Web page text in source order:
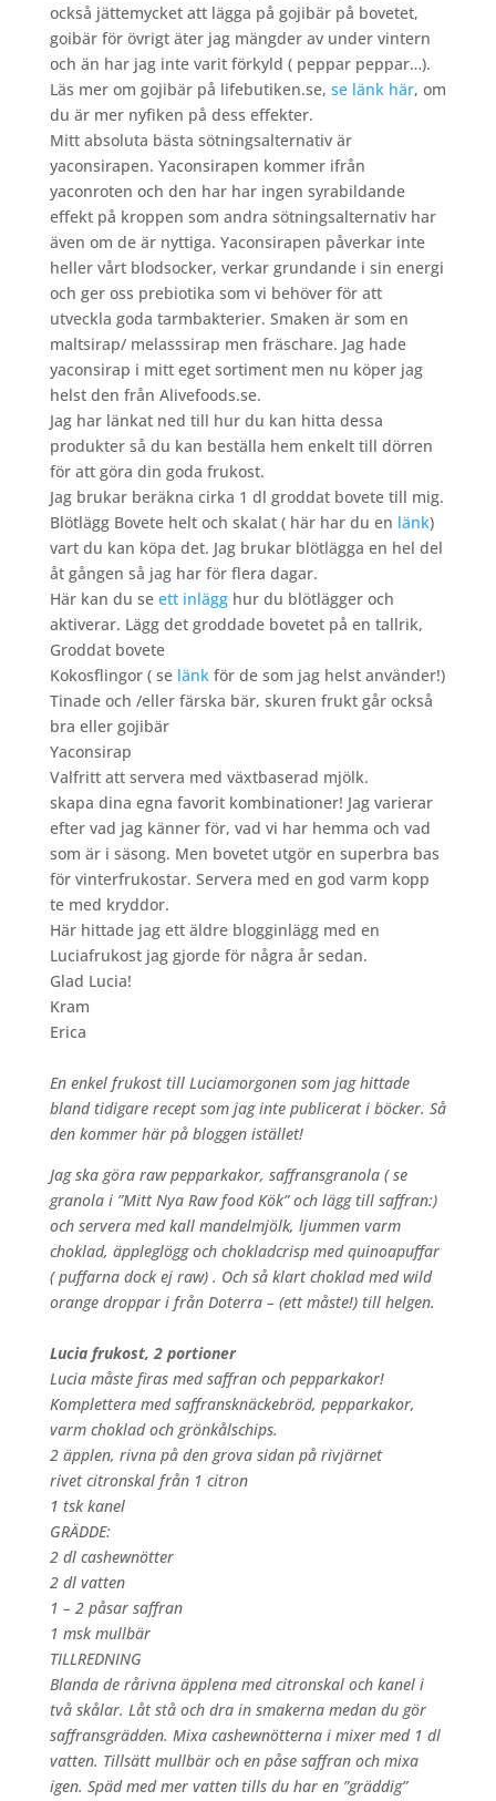
också jättemycket att lägga på gojibär på bovetet,
goibär för övrigt äter jag mängder av under vintern
och än har jag inte varit förkyld ( peppar peppar…).
Läs mer om gojibär på lifebutiken.se, se länk här, om
du är mer nyfiken på dess effekter.
Mitt absoluta bästa sötningsalternativ är
yaconsirapen. Yaconsirapen kommer ifrån
yaconroten och den har har ingen syrabildande
effekt på kroppen som andra sötningsalternativ har
även om de är nyttiga. Yaconsirapen påverkar inte
heller vårt blodsocker, verkar grundande i sin energi
och ger oss prebiotika som vi behöver för att
utveckla goda tarmbakterier. Smaken är som en
maltsirap/ melasssirap men fräschare. Jag hade
yaconsirap i mitt eget sortiment men nu köper jag
helst den från Alivefoods.se.
Jag har länkat ned till hur du kan hitta dessa
produkter så du kan beställa hem enkelt till dörren
för att göra din goda frukost.
Jag brukar beräkna cirka 1 dl groddat bovete till mig.
Blötlägg Bovete helt och skalat ( här har du en länk)
vart du kan köpa det. Jag brukar blötlägga en hel del
åt gången så jag har för flera dagar.
Här kan du se ett inlägghur du blötlägger och
aktiverar. Lägg det groddade bovetet på en tallrik,
Groddat bovete
Kokosflingor ( se länkför de som jag helst använder!)
Tinade och /eller färska bär, skuren frukt går också
bra eller gojibär
Yaconsirap
Valfritt att servera med växtbaserad mjölk.
skapa dina egna favorit kombinationer! Jag varierar
efter vad jag känner för, vad vi har hemma och vad
som är i säsong. Men bovetet utgör en superbra bas
för vinterfrukostar. Servera med en god varm kopp
te med kryddor.
Här hittade jag ett äldre blogginlägg med en
Luciafrukost jag gjorde för några år sedan.
Glad Lucia!
Kram
Erica
En enkel frukost till Luciamorgonen som jag hittade
bland tidigare recept som jag inte publicerat i böcker. Så
den kommer här på bloggen istället!
Jag ska göra raw pepparkakor, saffransgranola ( se
granola i ”Mitt Nya Raw food Kök” och lägg till saffran:)
och servera med kall mandelmjölk, ljummen varm
choklad, äppleglögg och chokladcrisp med quinoapuffar
( puffarna dock ej raw) . Och så klart choklad med wild
orange droppar i från Doterra – (ett måste!) till helgen.
Lucia frukost, 2 portioner
Lucia måste firas med saffran och pepparkakor!
Komplettera med saffransknäckebröd, pepparkakor,
varm choklad och grönkålschips.
2 äpplen, rivna på den grova sidan på rivjärnet
rivet citronskal från 1 citron
1 tsk kanel
GRÄDDE:
2 dl cashewnötter
2 dl vatten
1 – 2 påsar saffran
1 msk mullbär
TILLREDNING
Blanda de rårivna äpplena med citronskal och kanel i
två skålar. Låt stå och dra in smakerna medan du gör
saffransgrädden. Mixa cashewnötterna i mixer med 1 dl
vatten. Tillsätt mullbär och en påse saffran och mixa
igen. Späd med mer vatten tills du har en ”gräddig”